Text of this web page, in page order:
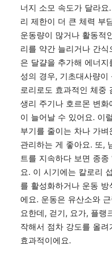
너지 소모 속도가 달라
리 제한이 더 큰 체력 부
운동량이 많거나 활동적
리를 약간 늘리거나 간
은 달걀을 추가해 에너
성의 경우, 기초대사량
로리로도 효과적인 체중
생리 주기나 호르몬 변
이 늘어날 수 있어요. 이
부기를 줄이는 차나 가
관리하는 게 좋아요. 또,
트를 지속하다 보면 종종
요. 이 시기에는 칼로리
를 활성화하거나 운동
에요. 운동은 유산소와
요한데, 걷기, 요가, 플랭
작해서 점차 강도를 올
효과적이에요.